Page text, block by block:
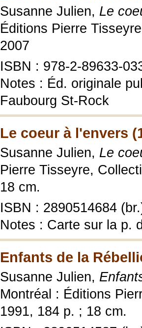
Susanne Julien, Le
Éditions Pierre
2007
ISBN : 978-2-89633-
Notes : Éd. originale
Faubourg St-Rock
Le coeur à l'envers
Susanne Julien, Le
Pierre Tisseyre,
18 cm.
ISBN : 2890514684
Notes : Carte sur la p.
Enfants de la
Susanne Julien,
Montréal : Éditions
1991, 184 p. ; 18 cm.